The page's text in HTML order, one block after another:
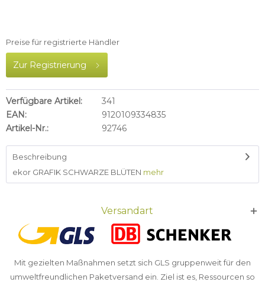
Preise für registrierte Händler
Zur Registrierung
Verfügbare Artikel:
341
EAN:
9120109334835
Artikel-Nr.:
92746
Beschreibung
ekor GRAFIK SCHWARZE BLÜTEN mehr
Versandart
Mit gezielten Maßnahmen setzt sich GLS gruppenweit für den
umweltfreundlichen Paketversand ein. Ziel ist es, Ressourcen so